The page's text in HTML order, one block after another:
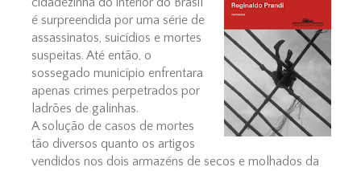
é surpreendida por uma série de
assassinatos, suicídios e mortes
suspeitas. Até então, o
sossegado município enfrentara
apenas crimes perpetrados por
ladrões de galinhas.
A solução de casos de mortes
tão diversos quanto os artigos
vendidos nos dois armazéns de secos e molhados da